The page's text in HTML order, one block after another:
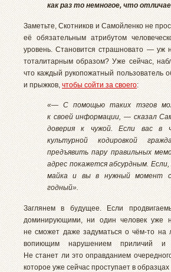
как раз то немногое, что
Заметьте, Скотников и Самойленко не
её обязательным атрибутом
уровень. Становится страшновато —
тоталитарным образом? Уже сейчас,
что каждый рукопожатный пользователь
и прыжков, чтобы сойти за своего:
«— С помощью таких тэгов
к своей информации, — сказал
доверия к чужой. Если вас в
культурной кодировкой
предъявить пару правильных
адрес покажется абсурдным.
майка и вы в нужный момент
годный».
Заглянем в будущее. Если
доминирующими, ни один человек уже
не сможет даже задуматься о чём-то на
вопиющим нарушением приличий и
Не станет ли это оправданием
которое уже сейчас проступает в